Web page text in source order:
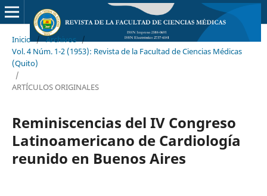
Inicio / Archivos /
Vol. 4 Núm. 1-2 (1953): Revista de la Facultad de Ciencias Médicas
(Quito)
/
ARTÍCULOS ORIGINALES
Reminiscencias del IV Congreso
Latinoamericano de Cardiología
reunido en Buenos Aires